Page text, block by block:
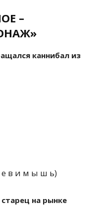
–
каннибал из
в и м ы ш ь)
на рынке